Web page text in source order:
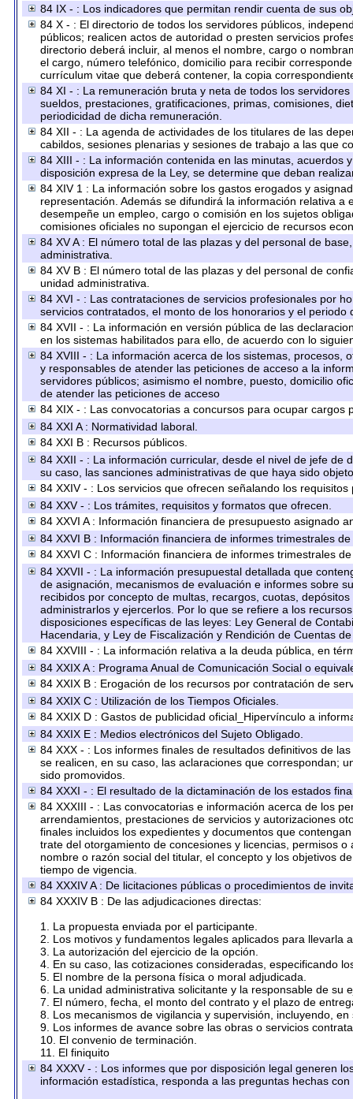
84 IX - : Los indicadores que permitan rendir cuenta de sus
84 X - : El directorio de todos los servidores públicos,
públicos; realicen actos de autoridad o presten servicios
directorio deberá incluir, al menos el nombre, cargo o
el cargo, número telefónico, domicilio para recibir
currículum vitae que deberá contener, la copia
84 XI - : La remuneración bruta y neta de todos los
sueldos, prestaciones, gratificaciones, primas, comisiones,
periodicidad de dicha remuneración.
84 XII - : La agenda de actividades de los titulares de las
cabildos, sesiones plenarias y sesiones de trabajo a las que
84 XIII - : La información contenida en las minutas, acuerdos
disposición expresa de la Ley, se determine que deban
84 XIV 1 : La información sobre los gastos erogados y
representación. Además se difundirá la información relativa
desempeñe un empleo, cargo o comisión en los sujetos
comisiones oficiales no supongan el ejercicio de recursos
84 XV A : El número total de las plazas y del personal de
administrativa.
84 XV B : El número total de las plazas y del personal de
unidad administrativa.
84 XVI - : Las contrataciones de servicios profesionales por
servicios contratados, el monto de los honorarios y el periodo
84 XVII - : La información en versión pública de las
en los sistemas habilitados para ello, de acuerdo con lo
84 XVIII - : La información acerca de los sistemas, procesos,
y responsables de atender las peticiones de acceso a la
servidores públicos; asimismo el nombre, puesto, domicilio
de atender las peticiones de acceso
84 XIX - : Las convocatorias a concursos para ocupar cargos
84 XXI A : Normatividad laboral.
84 XXI B : Recursos públicos.
84 XXII - : La información curricular, desde el nivel de jefe
su caso, las sanciones administrativas de que haya sido
84 XXIV - : Los servicios que ofrecen señalando los
84 XXV - : Los trámites, requisitos y formatos que ofrecen.
84 XXVI A : Información financiera de presupuesto asignado
84 XXVI B : Información financiera de informes trimestrales
84 XXVI C : Información financiera de informes trimestrales
84 XXVII - : La información presupuestal detallada que
de asignación, mecanismos de evaluación e informes sobre
recibidos por concepto de multas, recargos, cuotas,
administrarlos y ejercerlos. Por lo que se refiere a los
disposiciones específicas de las leyes: Ley General de
Hacendaria, y Ley de Fiscalización y Rendición de Cuentas
84 XXVIII - : La información relativa a la deuda pública, en
84 XXIX A : Programa Anual de Comunicación Social o
84 XXIX B : Erogación de los recursos por contratación de
84 XXIX C : Utilización de los Tiempos Oficiales.
84 XXIX D : Gastos de publicidad oficial_Hipervínculo a
84 XXIX E : Medios electrónicos del Sujeto Obligado.
84 XXX - : Los informes finales de resultados definitivos de
se realicen, en su caso, las aclaraciones que correspondan;
sido promovidos.
84 XXXI - : El resultado de la dictaminación de los estados
84 XXXIII - : Las convocatorias e información acerca de los
arrendamientos, prestaciones de servicios y autorizaciones
finales incluidos los expedientes y documentos que
trate del otorgamiento de concesiones y licencias, permisos
nombre o razón social del titular, el concepto y los objetivos
tiempo de vigencia.
84 XXXIV A : De licitaciones públicas o procedimientos de
84 XXXIV B : De las adjudicaciones directas:
1. La propuesta enviada por el participante.
2. Los motivos y fundamentos legales aplicados para llevarla
3. La autorización del ejercicio de la opción.
4. En su caso, las cotizaciones consideradas, especificando
5. El nombre de la persona física o moral adjudicada.
6. La unidad administrativa solicitante y la responsable de su
7. El número, fecha, el monto del contrato y el plazo de
8. Los mecanismos de vigilancia y supervisión, incluyendo,
9. Los informes de avance sobre las obras o servicios
10. El convenio de terminación.
11. El finiquito
84 XXXV - : Los informes que por disposición legal generen
información estadística, responda a las preguntas hechas